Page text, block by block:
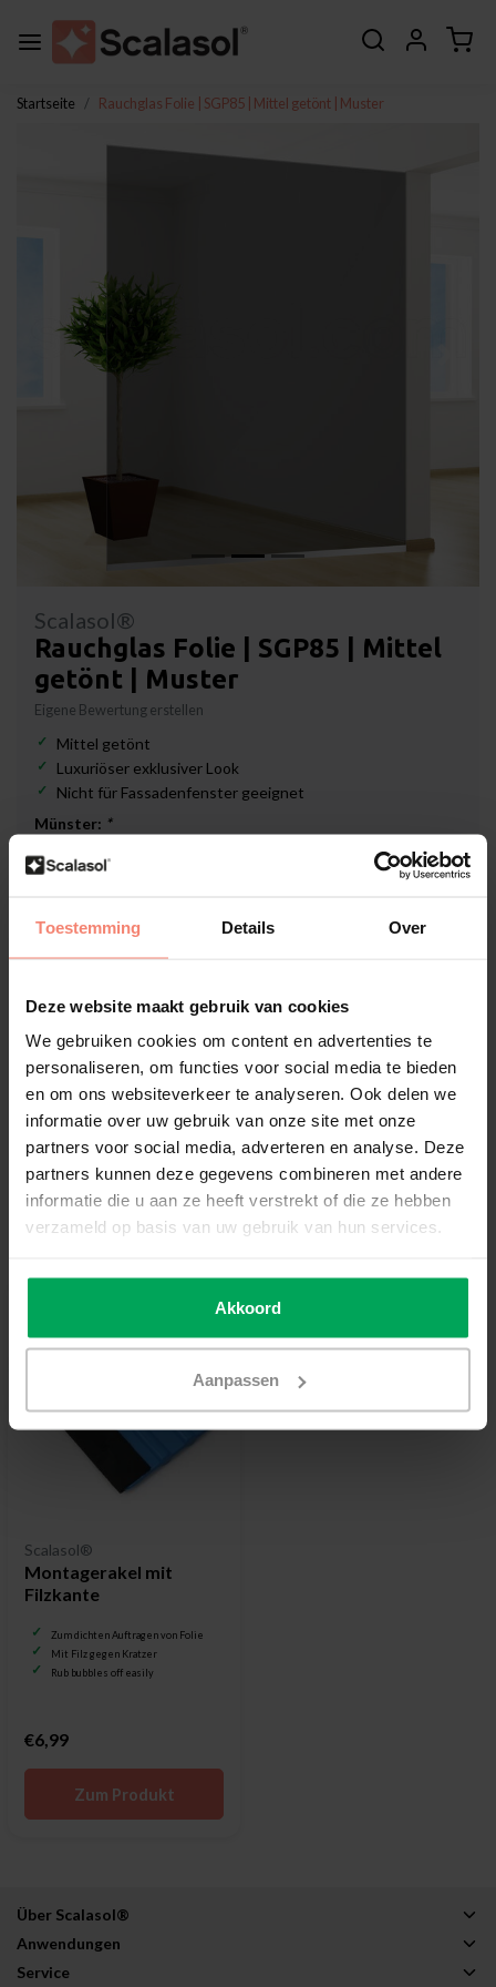
Toestemming Details Over
Deze website maakt gebruik van cookies
We gebruiken cookies om content en advertenties te
personaliseren, om functies voor social media te bieden
en om ons websiteverkeer te analyseren. Ook delen we
informatie over uw gebruik van onze site met onze
partners voor social media, adverteren en analyse. Deze
partners kunnen deze gegevens combineren met andere
informatie die u aan ze heeft verstrekt of die ze hebben
verzameld op basis van uw gebruik van hun services.
Akkoord
Aanpassen
Startseite Rauchglas Folie | SGP85 | Mittel getönt | Muster
Zurück
Scalasol®
Rauchglas Folie | SGP85 | Mittel
getönt | Muster
Eigene Bewertung erstellen
Mittel getönt
Luxuriöser exklusiver Look
Nicht für Fassadenfenster geeignet
Münster: *
Lieferzeit: 3-5 Werktage
Hochwertige Folien-Qualität
Zuschnitt nach Maß
Lieferzeit 3-5 Werktage
Zusatzinformation?Neem contact met ons op
Scalasol®
Montagerakel mit
Filzkante
Zum dichten Auftragen von Folie
Mit Filz gegen Kratzer
Rub bubbles off easily
€6,99
Zum Produkt
Über Scalasol®
Anwendungen
Service